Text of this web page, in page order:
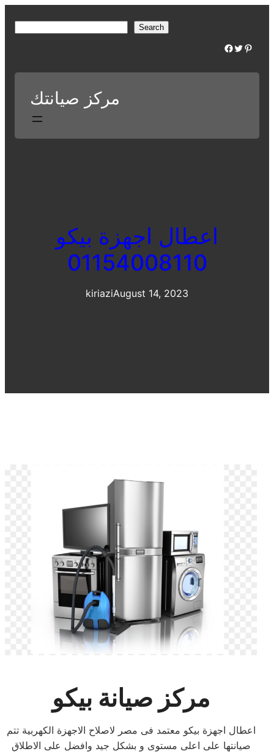
r
Search
Facebook Twitter Pinterest
مركز صيانتك
اعطال اجهزة بيكو
01154008110
kiriaziAugust 14, 2023
مركز صيانة بيكو
اعطال اجهزة بيكو معتمد فى مصر لاصلاح الاجهزة الكهربية تتم
صيانتها على اعلى مستوى و بشكل جيد وافضل على الاطلاق